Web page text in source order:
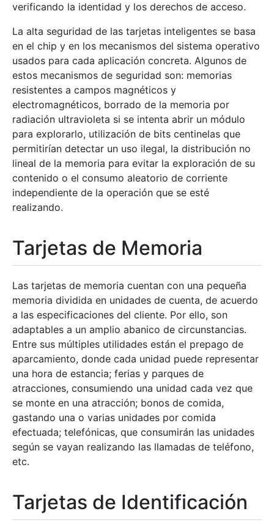
verificando la identidad y los derechos de acceso.
La alta seguridad de las tarjetas inteligentes se basa
en el chip y en los mecanismos del sistema operativo
usados para cada aplicación concreta. Algunos de
estos mecanismos de seguridad son: memorias
resistentes a campos magnéticos y
electromagnéticos, borrado de la memoria por
radiación ultravioleta si se intenta abrir un módulo
para explorarlo, utilización de bits centinelas que
permitirían detectar un uso ilegal, la distribución no
lineal de la memoria para evitar la exploración de su
contenido o el consumo aleatorio de corriente
independiente de la operación que se esté
realizando.
Tarjetas de Memoria
Las tarjetas de memoria cuentan con una pequeña
memoria dividida en unidades de cuenta, de acuerdo
a las especificaciones del cliente. Por ello, son
adaptables a un amplio abanico de circunstancias.
Entre sus múltiples utilidades están el prepago de
aparcamiento, donde cada unidad puede representar
una hora de estancia; ferias y parques de
atracciones, consumiendo una unidad cada vez que
se monte en una atracción; bonos de comida,
gastando una o varias unidades por comida
efectuada; telefónicas, que consumirán las unidades
según se vayan realizando las llamadas de teléfono,
etc.
Tarjetas de Identificación